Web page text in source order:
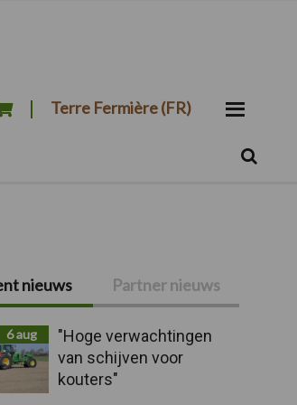
Terre Fermière (FR)
nieuws Partner nieuws
6 aug
"Hoge verwachtingen
van schijven voor
kouters"